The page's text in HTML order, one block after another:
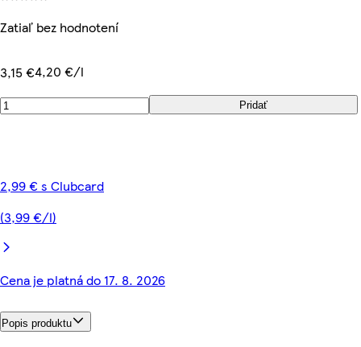
Zatiaľ bez hodnotení
3,15 €4,20 €/l
Pridať
2,99 € s Clubcard
(3,99 €/l)
Cena je platná do 17. 8. 2026
Popis produktu